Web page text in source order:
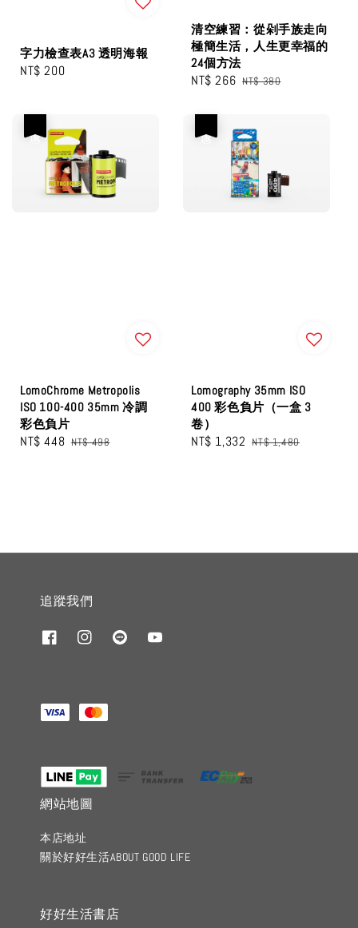
字力檢查表A3 透明海報
Regular
NT$ 200
清空練習：從剁手族走向
極簡生活，人生更幸福的
24個方法
Sale
NT$ 266 Regular
NT$ 380
LomoChrome Metropolis
ISO 100-400 35mm 冷調
彩色負片
Sale
NT$ 448 Regular
NT$ 498
Lomography 35mm ISO
400 彩色負片（一盒 3
卷）
Sale
NT$ 1,332 Regular
NT$ 1,480
追蹤我們
網站地圖
本店地址
關於好好生活ABOUT GOOD LIFE
好好生活書店